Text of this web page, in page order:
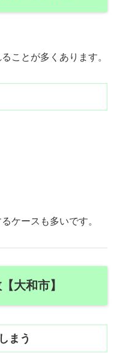
ことが多くあります。
ケースも多いです。
大和市】
まう